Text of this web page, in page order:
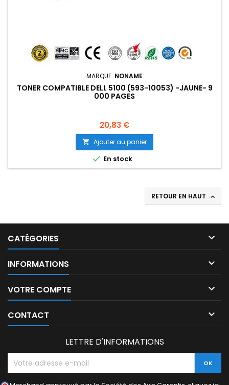
MARQUE: NONAME
TONER COMPATIBLE DELL 5100 (593-10053) -JAUNE- 9
000 PAGES
Prix
20,83 €
 Ajouter au panier
 En stock
RETOUR EN HAUT 
CATÉGORIES 
INFORMATIONS 
VOTRE COMPTE 
CONTACT 
LETTRE D'INFORMATIONS